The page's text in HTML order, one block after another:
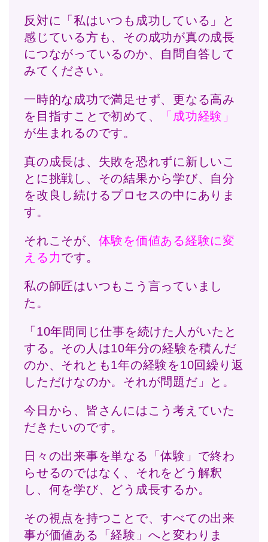
反対に「私はいつも成功している」と
感じている方も、その成功が真の成長
につながっているのか、自問自答して
みてください。
一時的な成功で満足せず、更なる高み
を目指すことで初めて、
「成功経験」
が生まれるのです。
真の成長は、失敗を恐れずに新しいこ
とに挑戦し、その結果から学び、自分
を改良し続けるプロセスの中にありま
す。
それこそが、 体験を価値ある経験に変
える力です。
私の師匠はいつもこう言っていまし
た。
「10年間同じ仕事を続けた人がいたと
する。その人は10年分の経験を積んだ
のか、それとも1年の経験を10回繰り返
しただけなのか。それが問題だ」と。
今日から、皆さんにはこう考えていた
だきたいのです。
日々の出来事を単なる「体験」で終わ
らせるのではなく、それをどう解釈
し、何を学び、どう成長するか。
その視点を持つことで、すべての出来
事が価値ある「経験」へと変わりま